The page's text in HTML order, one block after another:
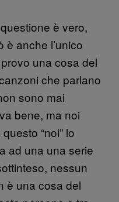
è vero,
è anche l’unico
una cosa del
che parlano
sono mai
bene, ma noi
“noi” lo
ad una una serie
nessun
è una cosa del